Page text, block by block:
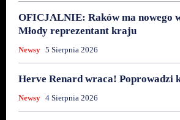
OFICJALNIE: Raków ma nowego
Młody reprezentant kraju
Newsy 5 Sierpnia 2026
Herve Renard wraca! Poprowadzi
Newsy 4 Sierpnia 2026